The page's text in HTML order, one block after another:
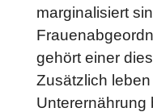
marginalisiert
gehört einer
Zusätzlich
Unterernährung